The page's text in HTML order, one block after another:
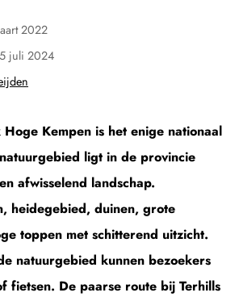
2022
juli 2024
Kempen is het enige nationaal
ligt in de provincie
afwisselend landschap.
heidegebied, duinen, grote
toppen met schitterend uitzicht.
natuurgebied kunnen bezoekers
fietsen. De paarse route bij Terhills